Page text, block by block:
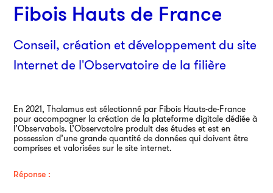
Fibois Hauts de France
Conseil, création et développement du site
Internet de l'Observatoire de la filière
En 2021, Thalamus est sélectionné par Fibois Hauts-de-France
pour accompagner la création de la plateforme digitale dédiée à
l’Observabois. L’Observatoire produit des études et est en
possession d’une grande quantité de données qui doivent être
comprises et valorisées sur le site internet.
Réponse :